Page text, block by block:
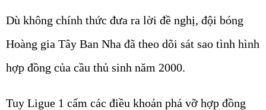
Dù không chính thức đưa ra lời đề nghị, đội bóng
Hoàng gia Tây Ban Nha đã theo dõi sát sao tình hình
hợp đồng của cầu thủ sinh năm 2000.
Tuy Ligue 1 cấm các điều khoản phá vỡ hợp đồng